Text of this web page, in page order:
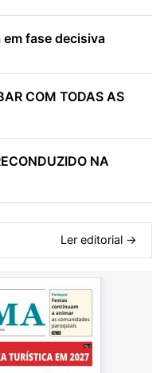
fase decisiva
COM TODAS AS
NA
Ler editorial →